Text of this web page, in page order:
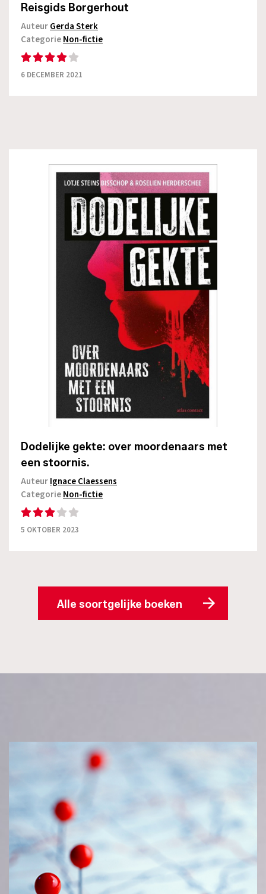
Reisgids Borgerhout
AuteurGerda Sterk
CategorieNon-fictie
6 DECEMBER 2021
Dodelijke gekte: over moordenaars met
een stoornis.
AuteurIgnace Claessens
CategorieNon-fictie
5 OKTOBER 2023
Alle soortgelijke boeken